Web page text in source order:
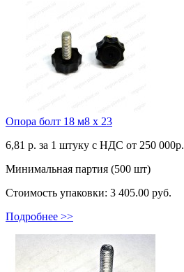
Опора болт 18 м8 х 23
6,81 р. за 1 штуку c НДС от 250 000р.
Минимальная партия (500 шт)
Стоимость упаковки: 3 405.00 руб.
Подробнее >>